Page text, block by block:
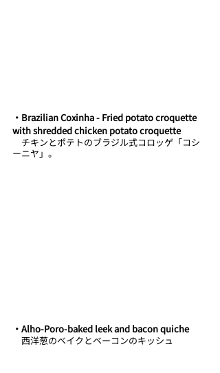
・Brazilian Coxinha - Fried potato croquette
with shredded chicken potato croquette
チキンとポテトのブラジル式コロッゲ「コシ
ーニヤ」。
・Alho-Poro-baked leek and bacon quiche
西洋葱のベイクとベーコンのキッシュ